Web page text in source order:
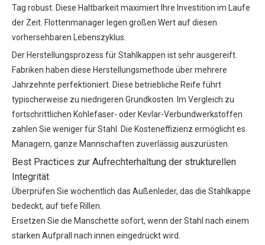
Tag robust. Diese Haltbarkeit maximiert Ihre Investition im Laufe
der Zeit. Flottenmanager legen großen Wert auf diesen
vorhersehbaren Lebenszyklus.
Der Herstellungsprozess für Stahlkappen ist sehr ausgereift.
Fabriken haben diese Herstellungsmethode über mehrere
Jahrzehnte perfektioniert. Diese betriebliche Reife führt
typischerweise zu niedrigeren Grundkosten. Im Vergleich zu
fortschrittlichen Kohlefaser- oder Kevlar-Verbundwerkstoffen
zahlen Sie weniger für Stahl. Die Kosteneffizienz ermöglicht es
Managern, ganze Mannschaften zuverlässig auszurüsten.
Best Practices zur Aufrechterhaltung der strukturellen
Integrität
Überprüfen Sie wöchentlich das Außenleder, das die Stahlkappe
bedeckt, auf tiefe Rillen.
Ersetzen Sie die Manschette sofort, wenn der Stahl nach einem
starken Aufprall nach innen eingedrückt wird.